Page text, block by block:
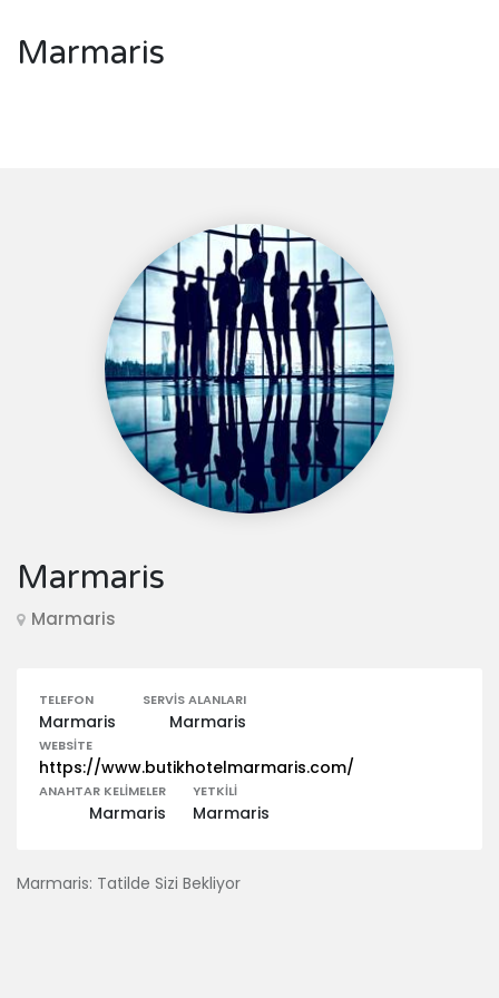
Marmaris
Marmaris
Marmaris
TELEFON
Marmaris
SERVIS ALANLARI
Marmaris
WEBSITE
https://www.butikhotelmarmaris.com/
ANAHTAR KELIMELER
Marmaris
YETKILI
Marmaris
Marmaris: Tatilde Sizi Bekliyor